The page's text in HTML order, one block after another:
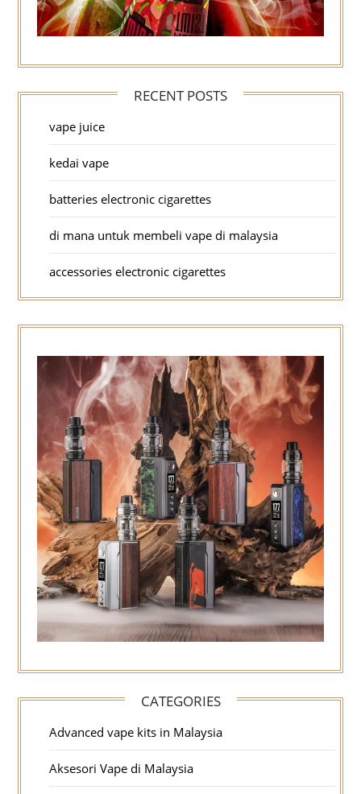
RECENT POSTS
vape juice
kedai vape
batteries electronic cigarettes
di mana untuk membeli vape di malaysia
accessories electronic cigarettes
CATEGORIES
Advanced vape kits in Malaysia
Aksesori Vape di Malaysia